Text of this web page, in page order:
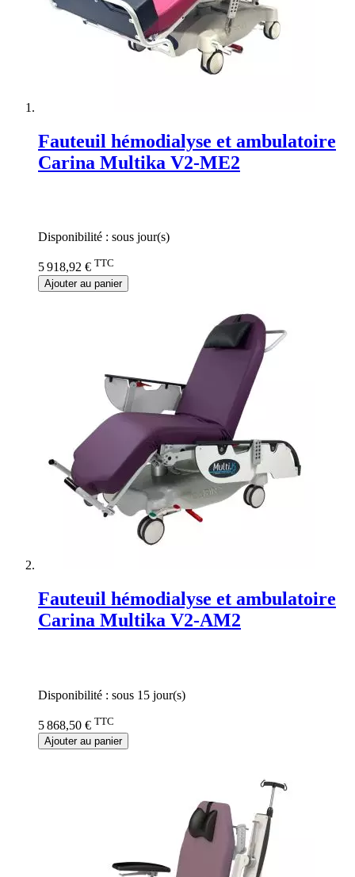
Fauteuil hémodialyse et ambulatoire
Carina Multika V2-ME2
Disponibilité : sous jour(s)
5 918,92 € TTC
Ajouter au panier
Fauteuil hémodialyse et ambulatoire
Carina Multika V2-AM2
Disponibilité : sous 15 jour(s)
5 868,50 € TTC
Ajouter au panier